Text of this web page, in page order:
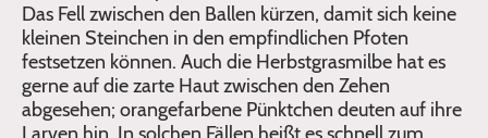
Das Fell zwischen den Ballen kürzen, damit sich keine
kleinen Steinchen in den empfindlichen Pfoten
festsetzen können. Auch die Herbstgrasmilbe hat es
gerne auf die zarte Haut zwischen den Zehen
abgesehen; orangefarbene Pünktchen deuten auf ihre